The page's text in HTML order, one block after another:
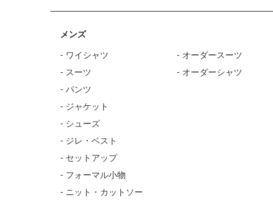
メンズ
- ワイシャツ
- スーツ
- パンツ
- ジャケット
- シューズ
- ジレ・ベスト
- セットアップ
- フォーマル小物
- ニット・カットソー
- オーダースーツ
- オーダーシャツ